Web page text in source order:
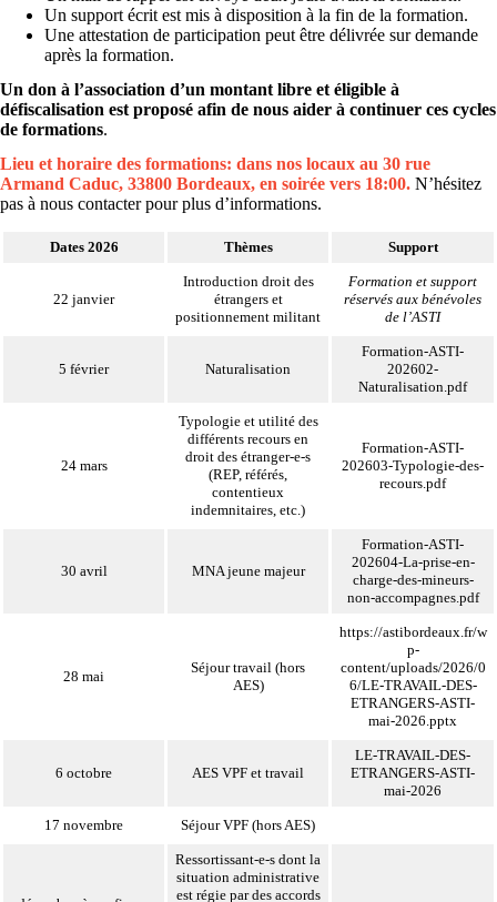
Un support écrit est mis à disposition à la fin de la formation.
Une attestation de participation peut être délivrée sur demande
après la formation.
Un don à l’association d’un montant libre et éligible à
défiscalisation est proposé afin de nous aider à continuer ces cycles
de formations.
Lieu et horaire des formations: dans nos locaux au 30 rue
Armand Caduc, 33800 Bordeaux, en soirée vers 18:00. N’hésitez
pas à nous contacterpour plus d’informations.
Dates 2026 Thèmes Support
22 janvier
Introduction droit des
étrangers et
positionnement militant
Formation et support
réservés aux bénévoles
de l’ASTI
5 février Naturalisation
Formation-ASTI-
202602-
Naturalisation.pdf
24 mars
Typologie et utilité des
différents recours en
droit des étranger-e-s
(REP, référés,
contentieux
indemnitaires, etc.)
Formation-ASTI-
202603-Typologie-des-
recours.pdf
30 avril MNA jeune majeur
Formation-ASTI-
202604-La-prise-en-
charge-des-mineurs-
non-accompagnes.pdf
28 mai
Séjour travail (hors
AES)
https://astibordeaux.fr/w
p-
content/uploads/2026/0
6/LE-TRAVAIL-DES-
ETRANGERS-ASTI-
mai-2026.pptx
6 octobre AES VPF et travail
LE-TRAVAIL-DES-
ETRANGERS-ASTI-
mai-2026
17 novembre Séjour VPF (hors AES)
Ressortissant-e-s dont la
situation administrative
est régie par des accords